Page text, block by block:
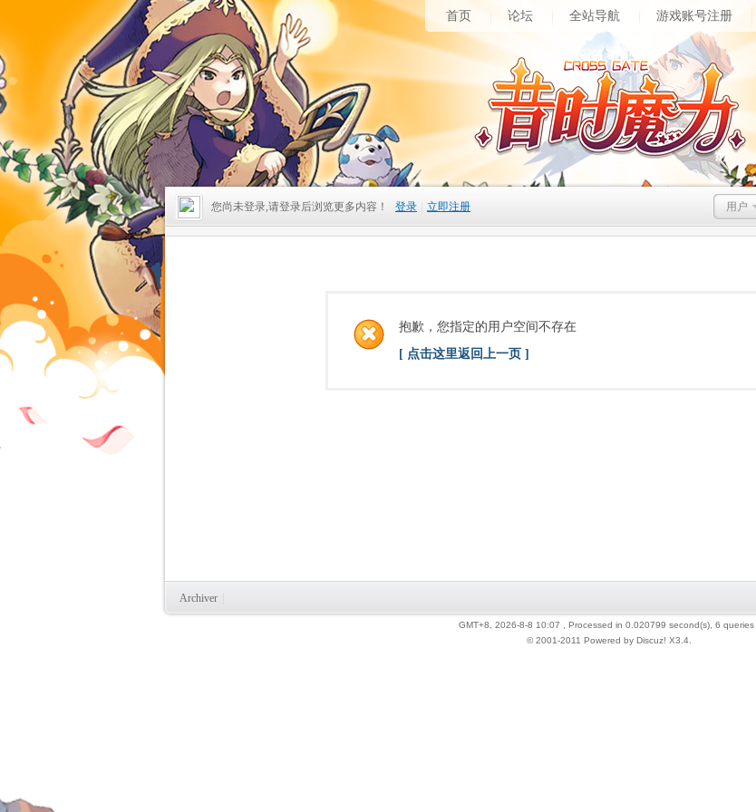
首页 论坛 全站导航 游戏账号注册
用户
您尚未登录,请登录后浏览更多内容！ 登录 立即注册
抱歉，您指定的用户空间不存在
[ 点击这里返回上一页 ]
Archiver
GMT+8, 2026-8-8 10:07
, Processed in 0.020799 second(s), 6 queries .
© 2001-2011 Powered by Discuz! X3.4